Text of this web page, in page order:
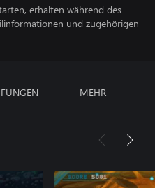
erhalten während des
und zugehörigen
MEHR